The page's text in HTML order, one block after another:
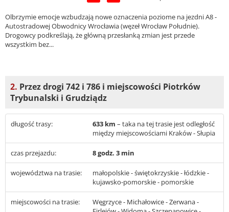
Olbrzymie emocje wzbudzają nowe oznaczenia poziome na jezdni A8 -
Autostradowej Obwodnicy Wrocławia (węzeł Wrocław Południe).
Drogowcy podkreślają, że główną przesłanką zmian jest przede
wszystkim bez...
2. Przez drogi 742 i 786 i miejscowości Piotrków
Trybunalski i Grudziądz
długość trasy: 633 km – taka na tej trasie jest odległość
między miejscowościami Kraków - Słupia
czas przejazdu: 8 godz. 3 min
województwa na trasie:
małopolskie - świętokrzyskie - łódzkie -
kujawsko-pomorskie - pomorskie
miejscowości na trasie:
Węgrzyce - Michałowice - Zerwana -